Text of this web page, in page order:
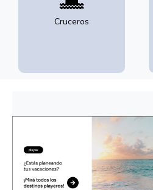
Cruceros